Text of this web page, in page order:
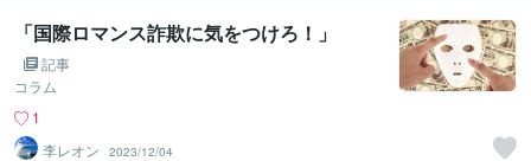
「国際ロマンス詐欺に気をつけろ！」
記事
コラム
1
李レオン
2023/12/04